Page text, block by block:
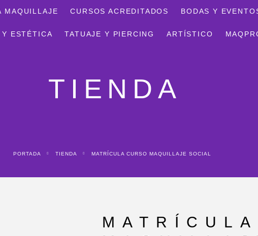
MAQUILLAJE CURSOS ACREDITADOS BODAS Y
Y ESTÉTICA TATUAJE Y PIERCING ARTÍSTICO
TIENDA
PORTADA TIENDA MATRÍCULA CURSO MAQUILLAJE SOCIAL